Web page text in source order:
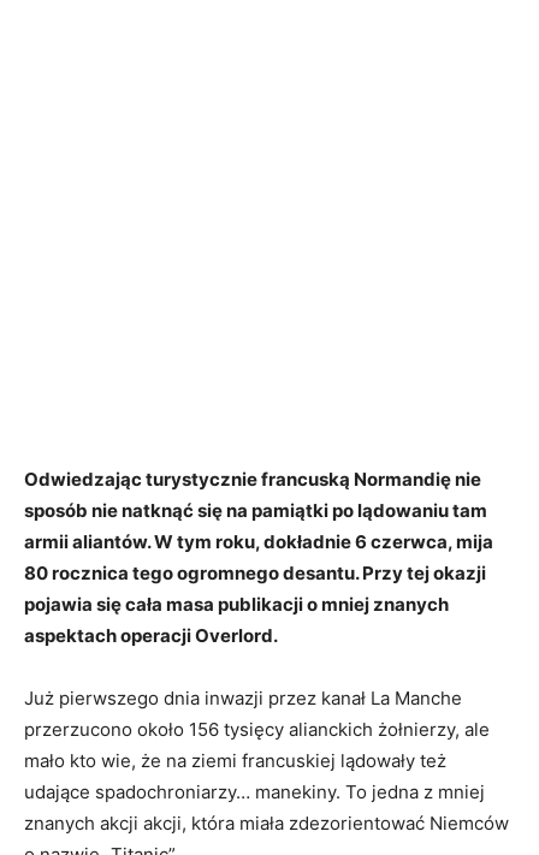
Odwiedzając turystycznie francuską Normandię nie
sposób nie natknąć się na pamiątki po lądowaniu tam
armii aliantów. W tym roku, dokładnie 6 czerwca, mija
80 rocznica tego ogromnego desantu. Przy tej okazji
pojawia się cała masa publikacji o mniej znanych
aspektach operacji Overlord.
Już pierwszego dnia inwazji przez kanał La Manche
przerzucono około 156 tysięcy alianckich żołnierzy, ale
mało kto wie, że na ziemi francuskiej lądowały też
udające spadochroniarzy… manekiny. To jedna z mniej
znanych akcji akcji, która miała zdezorientować Niemców